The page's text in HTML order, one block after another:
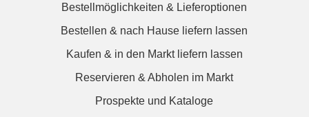
Bestellmöglichkeiten & Lieferoptionen
Bestellen & nach Hause liefern lassen
Kaufen & in den Markt liefern lassen
Reservieren & Abholen im Markt
Prospekte und Kataloge